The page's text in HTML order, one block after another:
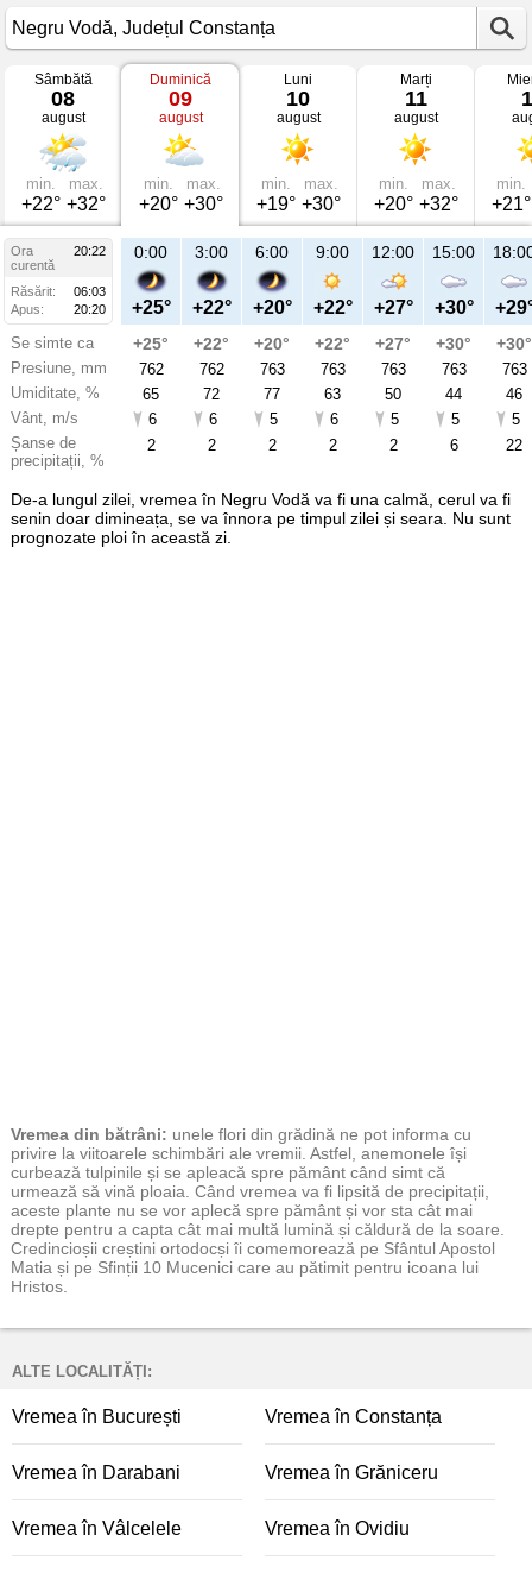
Vremea
Negru
Vodă
mâine
Județul
Constanța
Sâmbătă
08
august
min.
+22°
max.
+32°
Duminică
09
august
min.
+20°
max.
+30°
Luni
10
august
min.
+19°
max.
+30°
Marți
11
august
min.
+20°
max.
+32°
min.
+21°
Ora
20:22
curentă
Răsărit:
06:03
Apus:
20:20
Se simte ca
Presiune, mm
Umiditate, %
Vânt, m/s
Șanse de
precipitații, %
23:00
+26°
+26°
761
63
4
12
Du
aug
0:00
+25°
+25°
762
65
6
2
3:00
+22°
+22°
762
72
6
2
6:00
+20°
+20°
763
77
5
2
9:00
+22°
+22°
763
63
6
2
12:00
+27°
+27°
763
50
5
2
15:00
+30°
+30°
763
44
5
6
+30°
763
46
5
22
De-a lungul zilei, vremea în Negru Vodă va fi una calmă, cerul va fi
senin doar dimineața, se va înnora pe timpul zilei și seara. Nu sunt
prognozate ploi în această zi.
Vremea din bătrâni: unele flori din grădină ne pot informa cu
privire la viitoarele schimbări ale vremii. Astfel, anemonele își
curbează tulpinile și se apleacă spre pământ când simt că
urmează să vină ploaia. Când vremea va fi lipsită de precipitații,
aceste plante nu se vor aplecă spre pământ și vor sta cât mai
drepte pentru a capta cât mai multă lumină și căldură de la soare.
Credincioșii creștini ortodocși îi comemorează pe Sfântul Apostol
Matia și pe Sfinții 10 Mucenici care au pătimit pentru icoana lui
Hristos.
ALTE LOCALITĂȚI:
Vremea în București Vremea în Constanța
Vremea în Darabani Vremea în Grăniceru
Vremea în Vâlcelele Vremea în Ovidiu